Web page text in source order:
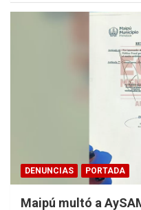
DENUNCIAS PORTADA
Maipú multó a